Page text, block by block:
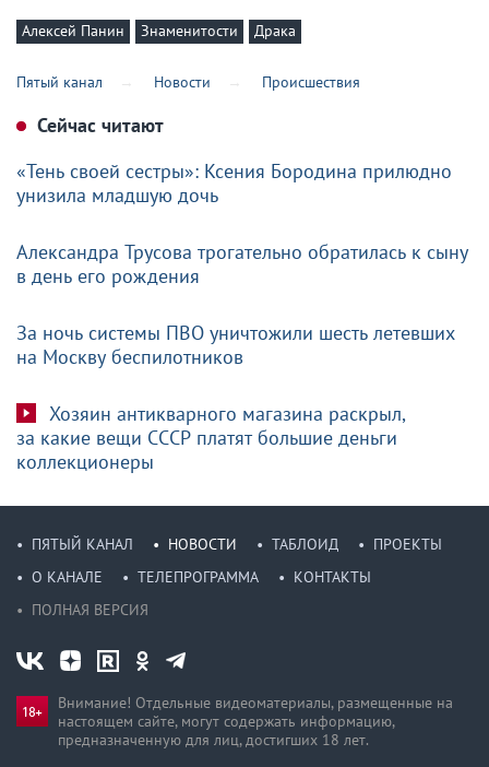
Алексей Панин Знаменитости Драка
Пятый канал Новости Происшествия
Сейчас читают
«Тень своей сестры»: Ксения Бородина прилюдно
унизила младшую дочь
Александра Трусова трогательно обратилась к сыну
в день его рождения
За ночь системы ПВО уничтожили шесть летевших
на Москву беспилотников
Хозяин антикварного магазина раскрыл,
за какие вещи СССР платят большие деньги
коллекционеры
ПЯТЫЙ КАНАЛ НОВОСТИ ТАБЛОИД
ПРОЕКТЫ
О КАНАЛЕ
ТЕЛЕПРОГРАММА
КОНТАКТЫ
ПОЛНАЯ ВЕРСИЯ
Внимание! Отдельные видеоматериалы, размещенные на
настоящем сайте, могут содержать информацию,
предназначен­ную для лиц, достигших 18 лет.